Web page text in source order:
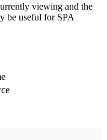
viewing and the
be useful for SPA